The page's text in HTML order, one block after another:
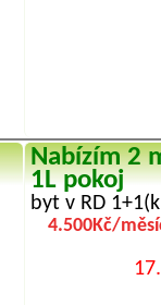
Nabízím 2
1L pokoj
byt v RD
4.500Kč/